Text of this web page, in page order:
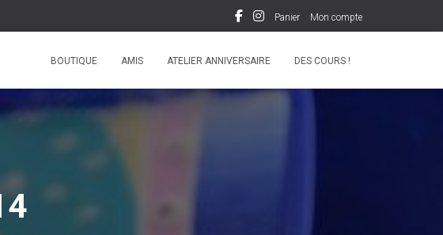
Panier Mon compte
BOUTIQUE AMIS ATELIER ANNIVERSAIRE DES COURS !